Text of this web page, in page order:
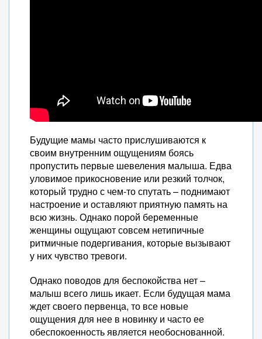
Будущие мамы часто прислушиваются к
своим внутренним ощущениям боясь
пропустить первые шевеления малыша. Едва
уловимое прикосновение или резкий толчок,
который трудно с чем-то спутать – поднимают
настроение и оставляют приятную память на
всю жизнь. Однако порой беременные
женщины ощущают совсем нетипичные
ритмичные подергивания, которые вызывают
у них чувство тревоги.
Однако поводов для беспокойства нет –
малыш всего лишь икает. Если будущая мама
ждет своего первенца, то все новые
ощущения для нее в новинку и часто ее
обеспокоенность является необоснованной.